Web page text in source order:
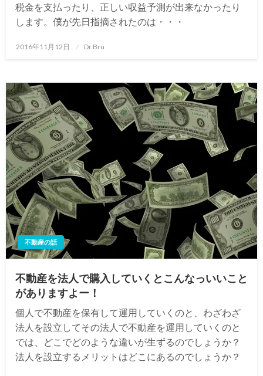
税金を支払ったり、正しい収益予測が出来なかったり
します。僕が先日指摘されたのは・・・
投
2016年11月12日 Dr.Bru
不動産の話
不動産を法人で購入していくとこんなっいいこと
がありますよー！
個人で不動産を保有して運用していくのと、わざわざ
法人を設立してその法人で不動産を運用していくのと
では、どこでどのような違いが生ずるのでしょうか？
法人を設立するメリットはどこにあるのでしょうか？